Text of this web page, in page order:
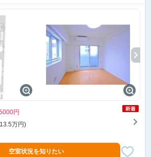
円
万円)
空室状況を知りたい